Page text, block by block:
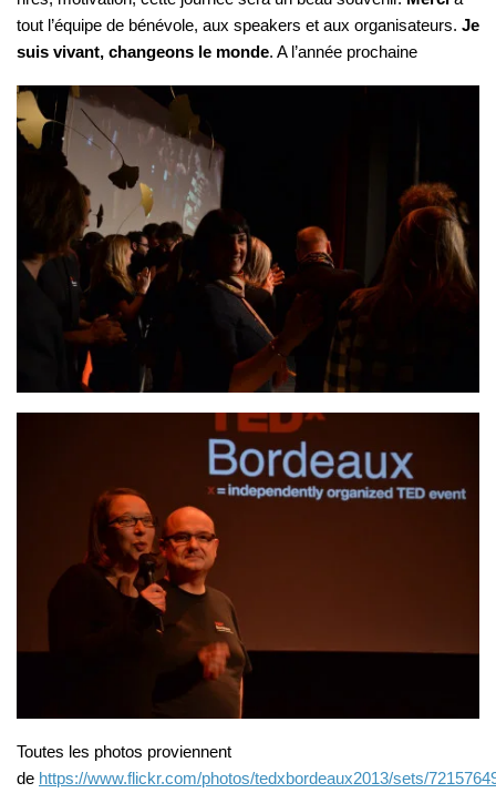
tout l’équipe de bénévole, aux speakers et aux organisateurs. Je
suis vivant, changeons le monde. A l’année prochaine
Toutes les photos proviennent
de https://www.flickr.com/photos/tedxbordeaux2013/sets/